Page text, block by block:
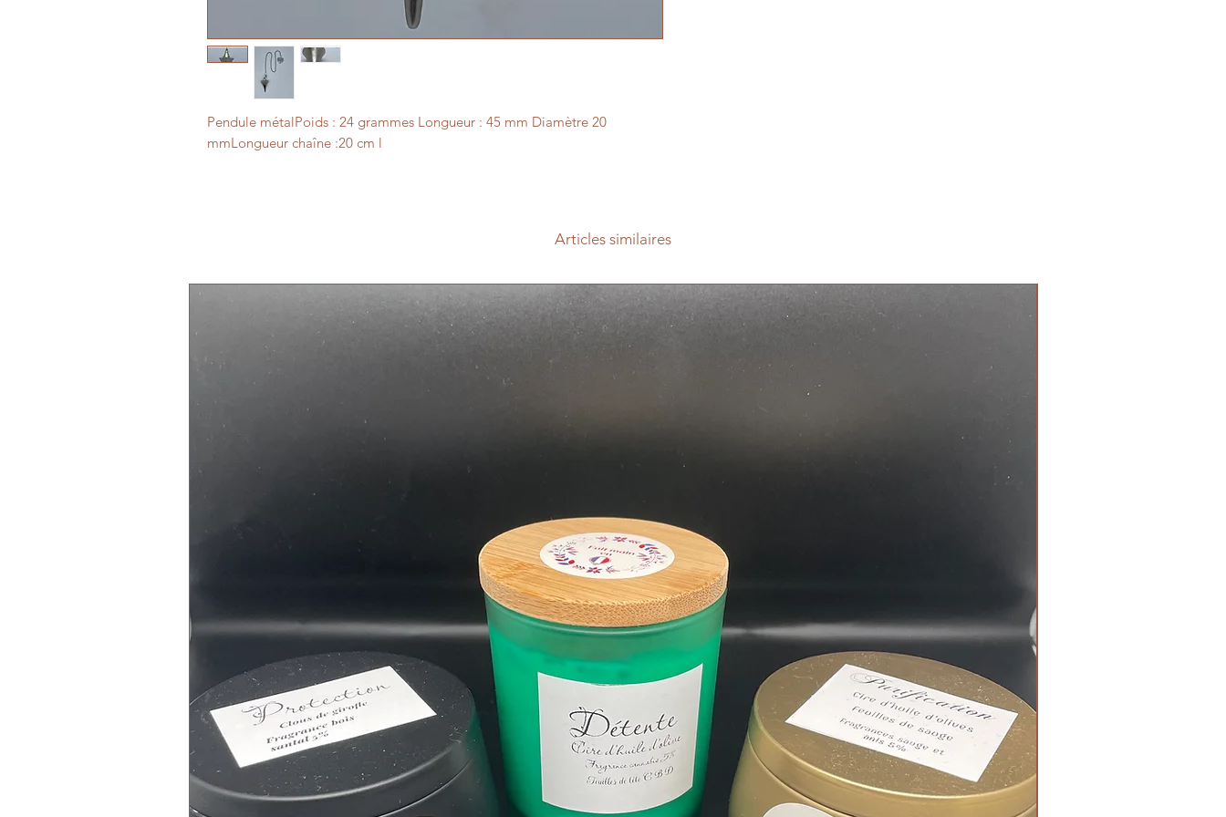
Pendule métalPoids : 24 grammes Longueur : 45 mm Diamètre 20
mmLongueur chaîne :20 cm l
Articles similaires